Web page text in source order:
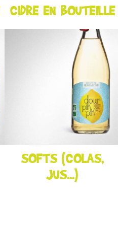
CIDRE EN BOUTEILLE
SOFTS (COLAS,
JUS...)